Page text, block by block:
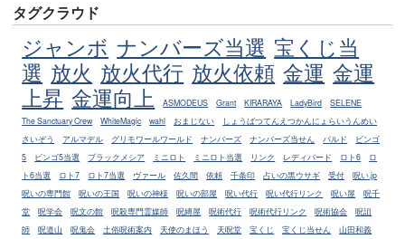
タグクラウド
ジャンボ ナンバーズ当選 宝くじ当
選 放火 放火代行 放火依頼 金運 金運
上昇 金運向上 ASMODEUS Grant KIRARAYA LadyBird
SELENE
The Sanctuary Crew
WhiteMagic wahl おまじない
しょうばつてんえつかんにょらいうんめい
さいぞう
アルマデル グリモワールワールド ナンバーズ ナンバーズ当せん バルド
ビンゴ
5
ビンゴ5当選 ブラックメシア ミニロト ミニロト当選 リンク レディバード ロト6
ロ
ト6当選
ロト7 ロト7当選 ヴァール 佐久間 依頼 千条印 占いの黒ウサギ 受付
呪い.jp
呪いの専門館
呪いの王国 呪いの神様 呪いの部屋 呪い代行 呪い代行リンク 呪い屋
呪千
堂
呪学会 呪文の館 呪殺専門霊媒師 呪縛屋 呪術代行 呪術代行リンク 呪術協会
呪詛
師
呪道山 呪鬼会 土俗呪術案内 天使のまほう 天呪堂 宝くじ 宝くじ当せん
山田和義